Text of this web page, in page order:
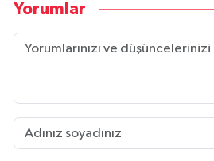
Yorumlar